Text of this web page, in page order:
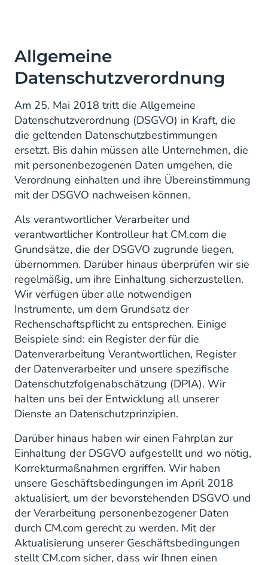
Allgemeine
Datenschutzverordnung
Am 25. Mai 2018 tritt die Allgemeine
Datenschutzverordnung (DSGVO) in Kraft, die
die geltenden Datenschutzbestimmungen
ersetzt. Bis dahin müssen alle Unternehmen, die
mit personenbezogenen Daten umgehen, die
Verordnung einhalten und ihre Übereinstimmung
mit der DSGVO nachweisen können.
Als verantwortlicher Verarbeiter und
verantwortlicher Kontrolleur hat CM.com die
Grundsätze, die der DSGVO zugrunde liegen,
übernommen. Darüber hinaus überprüfen wir sie
regelmäßig, um ihre Einhaltung sicherzustellen.
Wir verfügen über alle notwendigen
Instrumente, um dem Grundsatz der
Rechenschaftspflicht zu entsprechen. Einige
Beispiele sind: ein Register der für die
Datenverarbeitung Verantwortlichen, Register
der Datenverarbeiter und unsere spezifische
Datenschutzfolgenabschätzung (DPIA). Wir
halten uns bei der Entwicklung all unserer
Dienste an Datenschutzprinzipien.
Darüber hinaus haben wir einen Fahrplan zur
Einhaltung der DSGVO aufgestellt und wo nötig,
Korrekturmaßnahmen ergriffen. Wir haben
unsere Geschäftsbedingungen im April 2018
aktualisiert, um der bevorstehenden DSGVO und
der Verarbeitung personenbezogener Daten
durch CM.com gerecht zu werden. Mit der
Aktualisierung unserer Geschäftsbedingungen
stellt CM.com sicher, dass wir Ihnen einen